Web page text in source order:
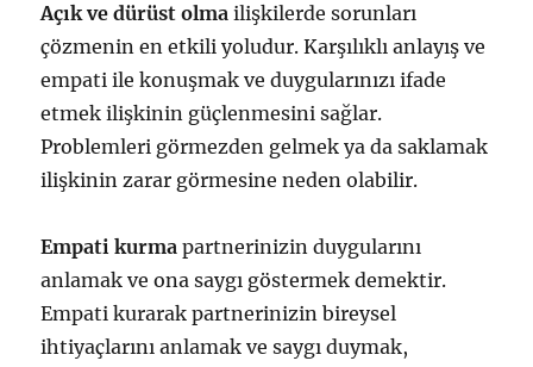
Açık ve dürüst olma ilişkilerde sorunları
çözmenin en etkili yoludur. Karşılıklı anlayış ve
empati ile konuşmak ve duygularınızı ifade
etmek ilişkinin güçlenmesini sağlar.
Problemleri görmezden gelmek ya da saklamak
ilişkinin zarar görmesine neden olabilir.
Empati kurma partnerinizin duygularını
anlamak ve ona saygı göstermek demektir.
Empati kurarak partnerinizin bireysel
ihtiyaçlarını anlamak ve saygı duymak,